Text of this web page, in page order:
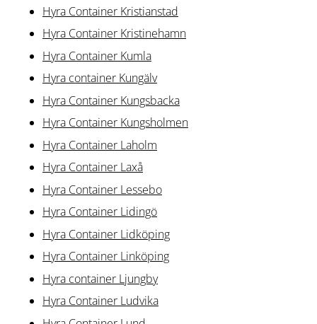
Hyra Container Kristianstad
Hyra Container Kristinehamn
Hyra Container Kumla
Hyra container Kungälv
Hyra Container Kungsbacka
Hyra Container Kungsholmen
Hyra Container Laholm
Hyra Container Laxå
Hyra Container Lessebo
Hyra Container Lidingö
Hyra Container Lidköping
Hyra Container Linköping
Hyra container Ljungby
Hyra Container Ludvika